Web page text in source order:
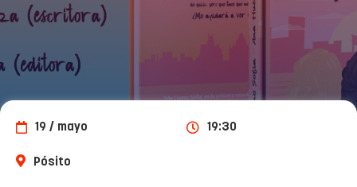
19 / mayo 19:30
Pósito